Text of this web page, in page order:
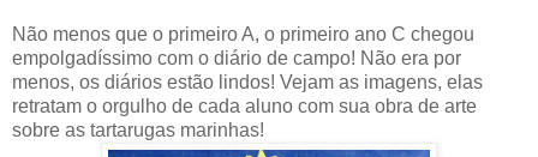
Não menos que o primeiro A, o primeiro ano C chegou
empolgadíssimo com o diário de campo! Não era por
menos, os diários estão lindos! Vejam as imagens, elas
retratam o orgulho de cada aluno com sua obra de arte
sobre as tartarugas marinhas!